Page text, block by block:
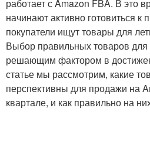
работает с Amazon FBA. В это
начинают активно готовиться к
покупатели ищут товары для
Выбор правильных товаров
решающим фактором в
статье мы рассмотрим, какие
перспективны для продажи на
квартале, и как правильно на